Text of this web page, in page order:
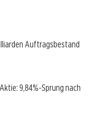
Auftragsbestand
9,84%-Sprung nach